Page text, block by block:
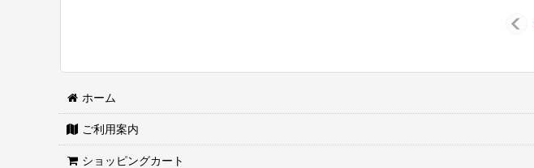
ホーム
ご利用案内
ショッピングカート